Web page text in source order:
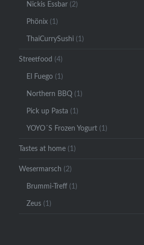
Nickis Essbar (2)
Phönix (1)
ThaiCurrySushi (1)
Streetfood (4)
El Fuego (1)
Northern BBQ (1)
Pick up Pasta (1)
YOYO´S Frozen Yogurt (1)
Tastes at home (1)
Wesermarsch (2)
Brummi-Treff (1)
Zeus (1)